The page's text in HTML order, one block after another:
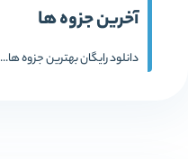
آخرین جزوه ها
دانلود رایگان بهترین جزوه ها...